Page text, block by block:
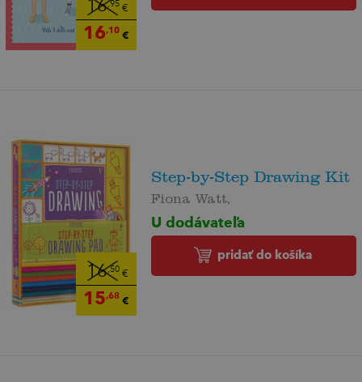
16,95€
16,10€
16,50€
15,68€
Step-by-Step Drawing Kit
Fiona Watt,
U dodávateľa
pridať do košíka